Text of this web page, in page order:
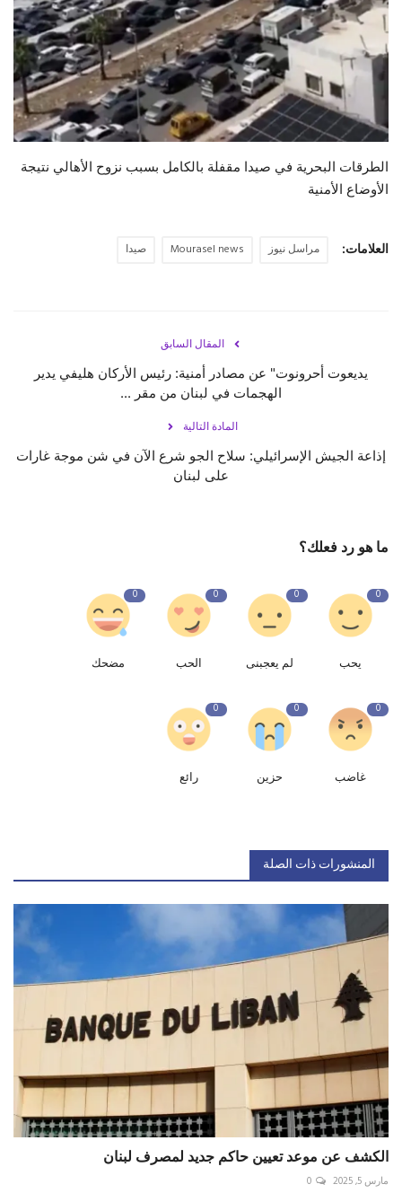
الطرقات البحرية في ‎صيدا مقفلة بالكامل بسبب نزوح الأهالي نتيجة
الأوضاع الأمنية
العلامات: مراسل نيوز Mourasel news صيدا
المقال السابق
يديعوت أحرونوت" عن مصادر أمنية: رئيس الأركان هليفي يدير
الهجمات في لبنان من مقر ...
المادة التالية
إذاعة الجيش الإسرائيلي: سلاح الجو شرع الآن في شن موجة غارات
على لبنان
ما هو رد فعلك؟
0
يحب
0
لم يعجبنى
0
الحب
0
مضحك
0
غاضب
0
حزين
0
رائع
المنشورات ذات الصلة
الكشف عن موعد تعيين حاكم جديد لمصرف لبنان
مارس 5, 2025 0